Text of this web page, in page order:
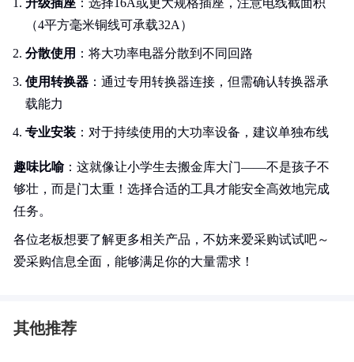
升级插座 ：选择16A或更大规格插座，注意电线截面积
（4平方毫米铜线可承载32A）
分散使用 ：将大功率电器分散到不同回路
使用转换器 ：通过专用转换器连接，但需确认转换器承
载能力
专业安装 ：对于持续使用的大功率设备，建议单独布线
趣味比喻：这就像让小学生去搬金库大门——不是孩子不
够壮，而是门太重！选择合适的工具才能安全高效地完成
任务。
各位老板想要了解更多相关产品，不妨来爱采购试试吧～
爱采购信息全面，能够满足你的大量需求！
其他推荐